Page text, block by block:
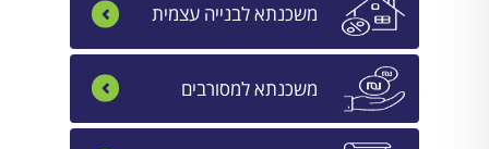
משכנתא לבנייה עצמית
משכנתא למסורבים